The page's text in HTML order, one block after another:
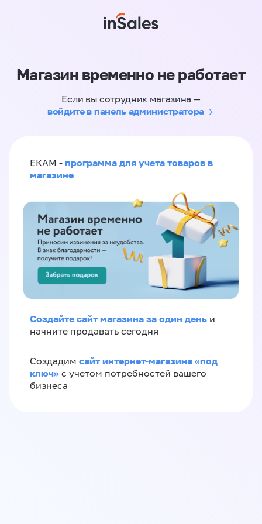
Магазин временно не работает
Если вы сотрудник магазина —
войдите в панель администратора
ЕКАМ - программа для учета товаров в
магазине
Создайте сайт магазина за один день и
начните продавать сегодня
Создадим сайт интернет-магазина «под
ключ» с учетом потребностей вашего
бизнеса